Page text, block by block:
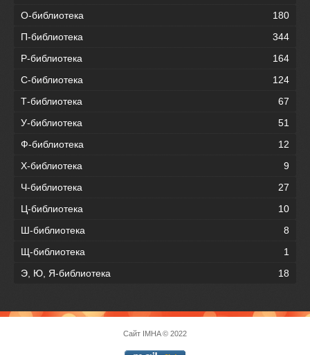
О-библиотека
180
П-библиотека
344
Р-библиотека
164
С-библиотека
124
Т-библиотека
67
У-библиотека
51
Ф-библиотека
12
Х-библиотека
9
Ч-библиотека
27
Ц-библиотека
10
Ш-библиотека
8
Щ-библиотека
1
Э, Ю, Я-библиотека
18
Сайт IMHA© 2022